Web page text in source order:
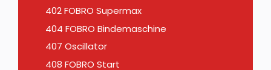
402 FOBRO Supermax
404 FOBRO Bindemaschine
407 Oscillator
408 FOBRO Start